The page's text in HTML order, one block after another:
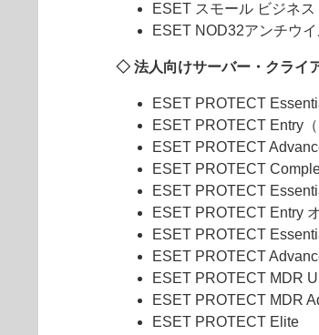
ESET スモール ビジネス
ESET NOD32アンチウイ
◇ 法人向けサーバー・クライ
ESET PROTECT
ESET PROTECT Entry
ESET PROTECT
ESET PROTECT
ESET PROTECT
ESET PROTECT Entry
ESET PROTECT
ESET PROTECT
ESET PROTECT MDR
ESET PROTECT MDR
ESET PROTECT Elite